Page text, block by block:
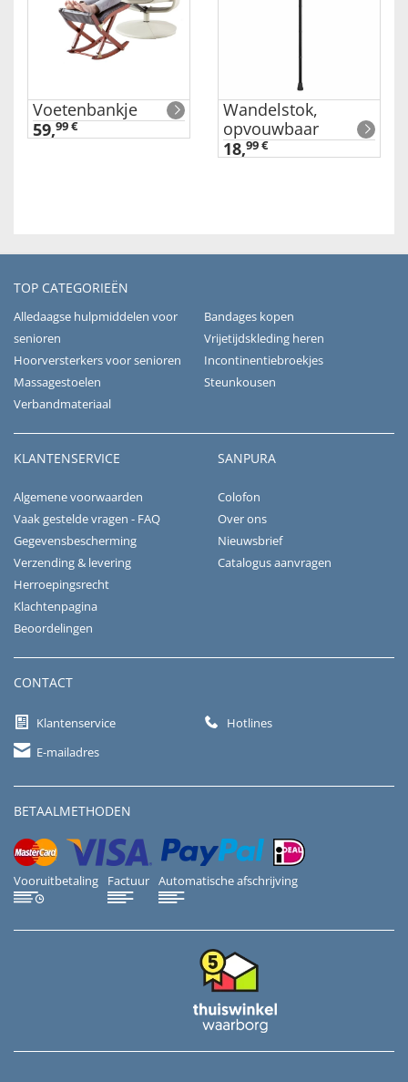
Voetenbankje
59,99 €
Wandelstok,
opvouwbaar
18,99 €
TOP CATEGORIEËN
Alledaagse hulpmiddelen voor
senioren
Bandages kopen
Vrijetijdskleding heren
Hoorversterkers voor senioren
Incontinentiebroekjes
Massagestoelen
Steunkousen
Verbandmateriaal
KLANTENSERVICE
Algemene voorwaarden
Vaak gestelde vragen - FAQ
Gegevensbescherming
Verzending & levering
Herroepingsrecht
Klachtenpagina
Beoordelingen
SANPURA
Colofon
Over ons
Nieuwsbrief
Catalogus aanvragen
CONTACT
Klantenservice
Hotlines
E-mailadres
BETAALMETHODEN
Vooruitbetaling Factuur Automatische afschrijving